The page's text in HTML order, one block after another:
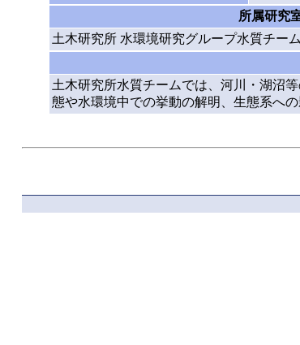
所属研究
土木研究所 水環境研究グループ水質チーム
土木研究所水質チームでは、河川・湖沼
態や水環境中での挙動の解明、生態系へ